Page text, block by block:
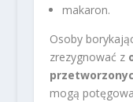
makaron.
Osoby
zrezygnować z
mogą